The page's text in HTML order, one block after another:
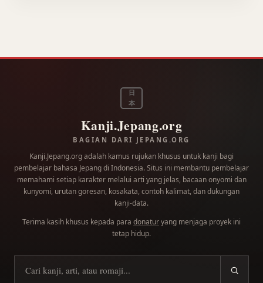
日
本
Kanji.Jepang.org
BAGIAN DARI JEPANG.ORG
Kanji.Jepang.org adalah kamus rujukan khusus untuk kanji bagi
pembelajar bahasa Jepang di Indonesia. Situs ini membantu pembelajar
memahami setiap karakter melalui arti yang jelas, bacaan onyomi dan
kunyomi, urutan goresan, kosakata, contoh kalimat, dan dukungan
kanji-data.
Terima kasih khusus kepada para donaturyang menjaga proyek ini
tetap hidup.
Cari kanji